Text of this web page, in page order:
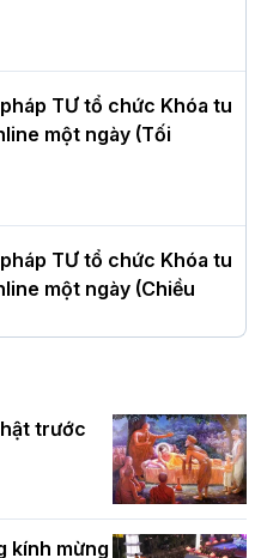
tái đắc
phố Hải
được suy
tỉnh
Đề trang
–
TP.
TƯ tổ chức Khóa tu
một ngày (Tối
TƯ tổ chức Khóa tu
một ngày (Chiều
pháp TƯ tổ chức Khóa tu
một ngày (Sáng
trước
kính mừng